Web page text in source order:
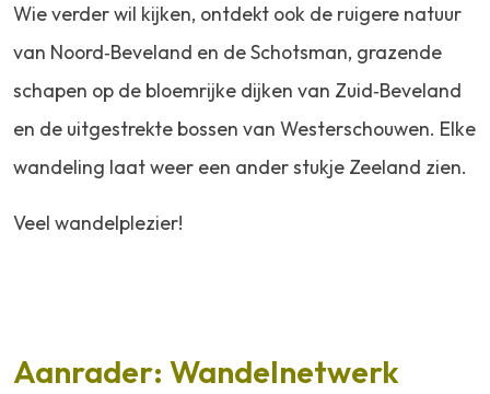
Wie verder wil kijken, ontdekt ook de ruigere natuur
van Noord‑Beveland en de Schotsman, grazende
schapen op de bloemrijke dijken van Zuid‑Beveland
en de uitgestrekte bossen van Westerschouwen. Elke
wandeling laat weer een ander stukje Zeeland zien.
Veel wandelplezier!
Aanrader: Wandelnetwerk